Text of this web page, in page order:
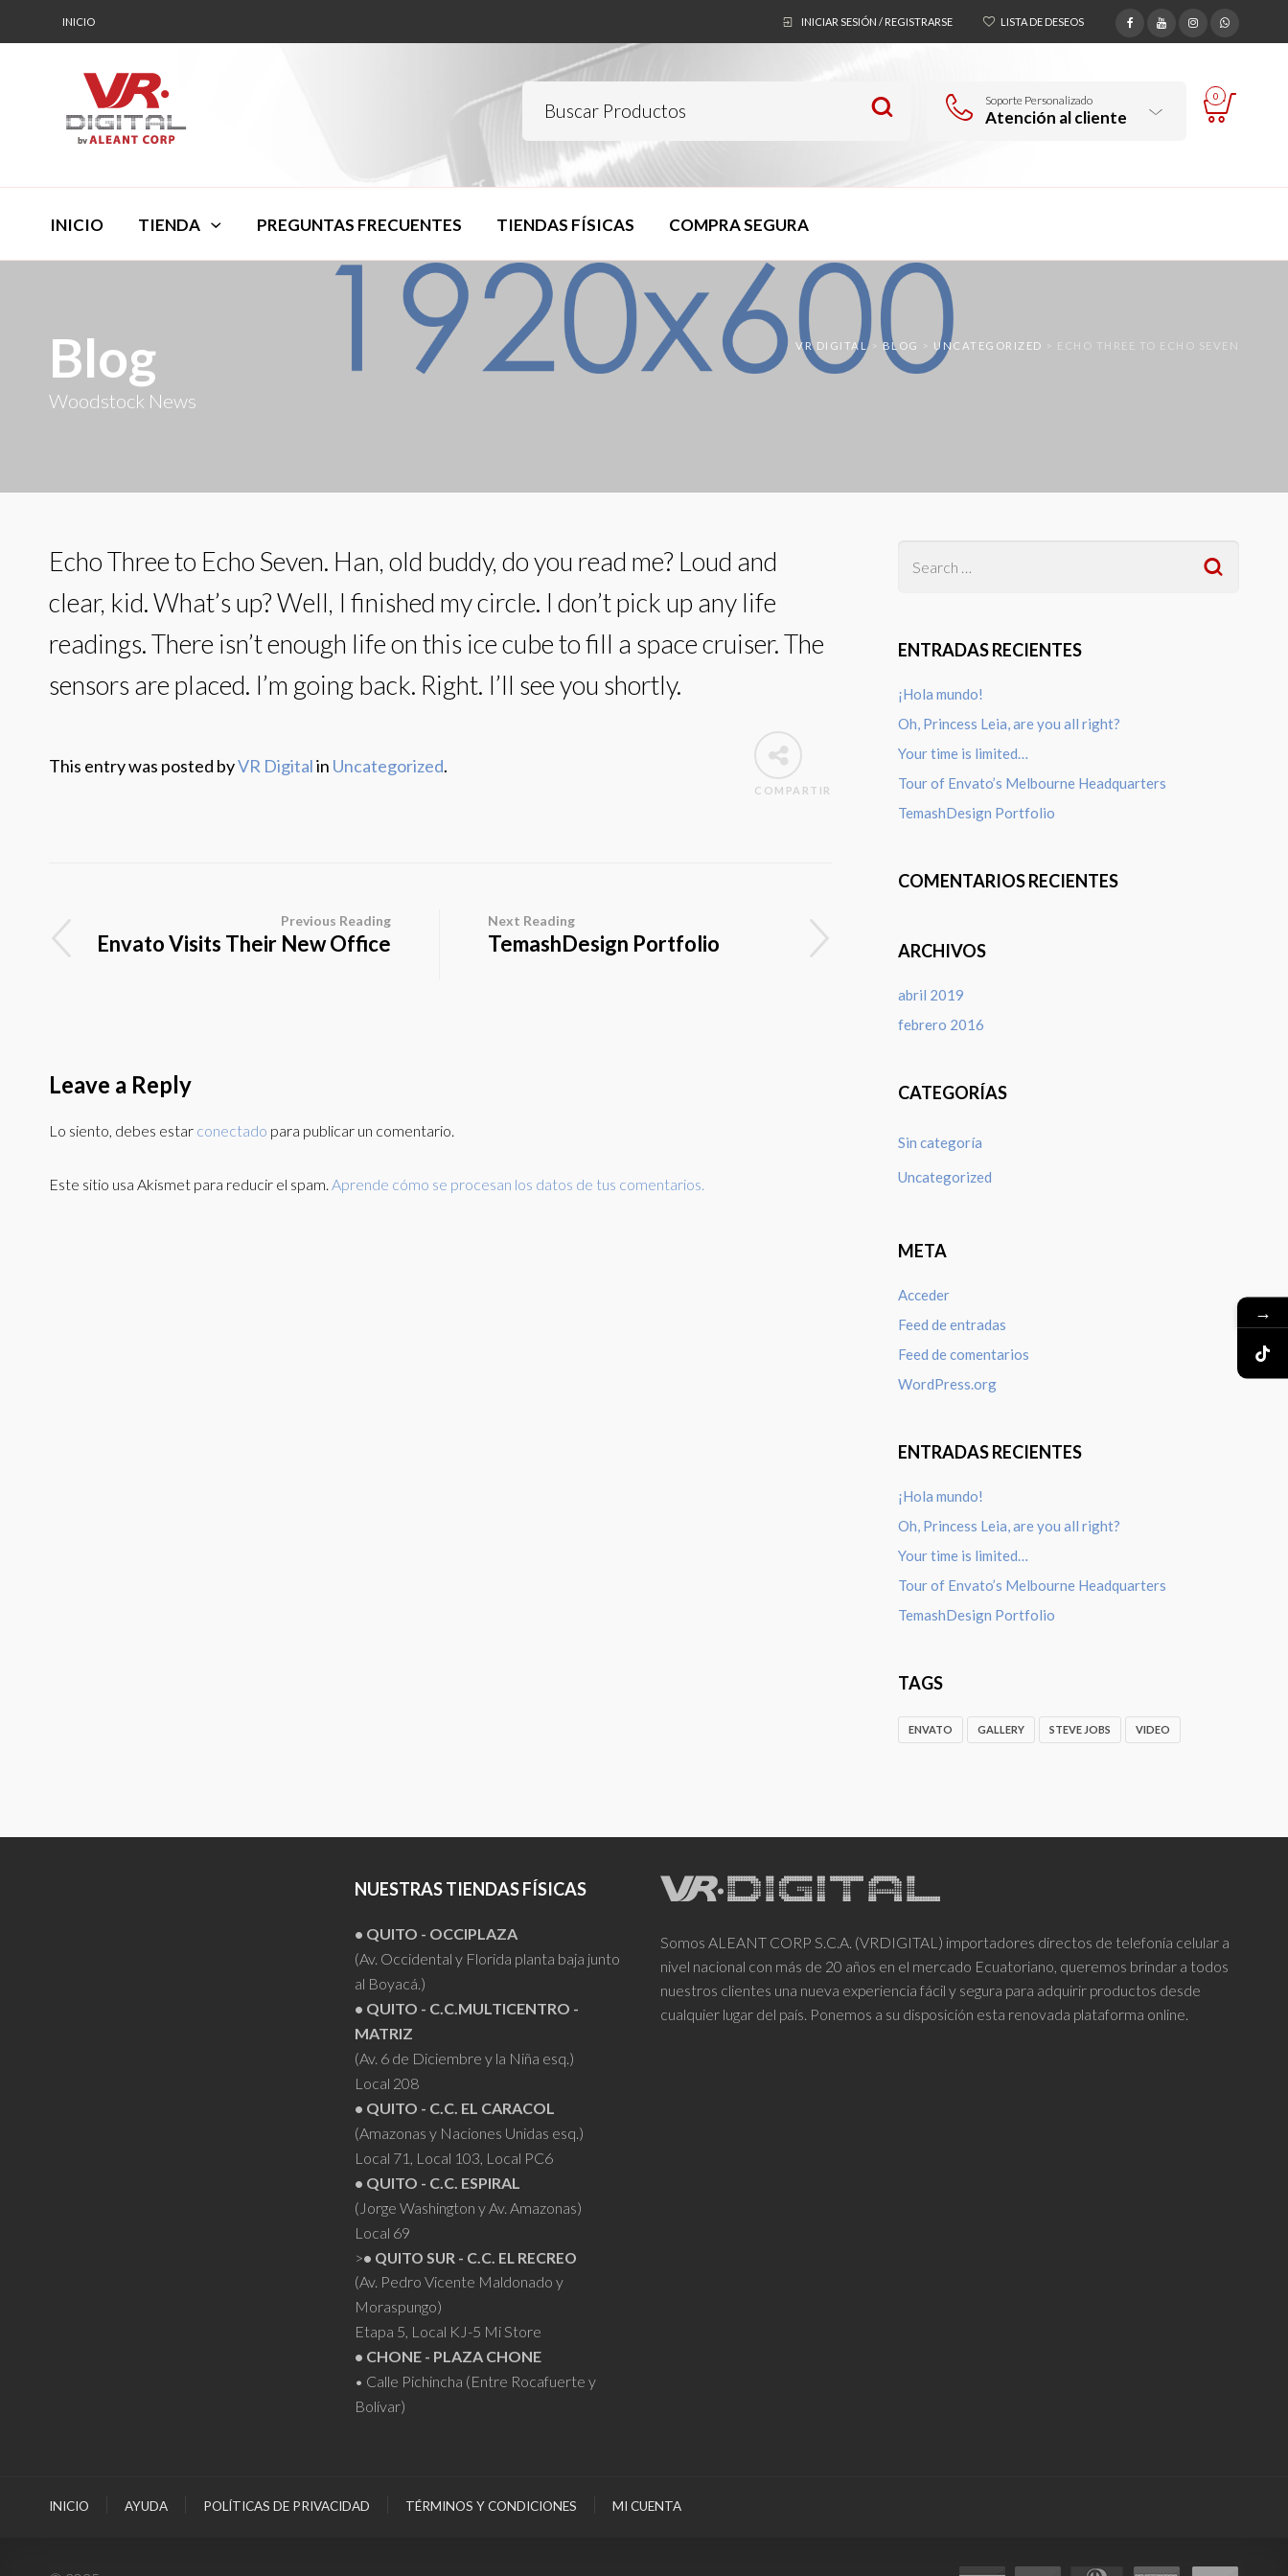
INICIO INICIAR SESIÓN / REGISTRARSE LISTA DE DESEOS
Soporte Personalizado
Atención al cliente
0
INICIO TIENDA PREGUNTAS FRECUENTES TIENDAS FÍSICAS COMPRA SEGURA
VR DIGITAL> BLOG > UNCATEGORIZED > ECHO THREE TO ECHO SEVEN
Blog
Woodstock News
Echo Three to Echo Seven. Han, old buddy, do you read me? Loud and
clear, kid. What’s up? Well, I finished my circle. I don’t pick up any life
readings. There isn’t enough life on this ice cube to fill a space cruiser. The
sensors are placed. I’m going back. Right. I’ll see you shortly.
COMPARTIR
This entry was posted byVR Digitalin Uncategorized.
Previous Reading
Envato Visits Their New Office
Next Reading
TemashDesign Portfolio
Leave a Reply
Lo siento, debes estar conectado para publicar un comentario.
Este sitio usa Akismet para reducir el spam. Aprende cómo se procesan los datos de tus comentarios.
ENTRADAS RECIENTES
¡Hola mundo!
Oh, Princess Leia, are you all right?
Your time is limited…
Tour of Envato’s Melbourne Headquarters
TemashDesign Portfolio
COMENTARIOS RECIENTES
ARCHIVOS
abril 2019
febrero 2016
CATEGORÍAS
Sin categoría
Uncategorized
META
Acceder
Feed de entradas
Feed de comentarios
WordPress.org
ENTRADAS RECIENTES
¡Hola mundo!
Oh, Princess Leia, are you all right?
Your time is limited…
Tour of Envato’s Melbourne Headquarters
TemashDesign Portfolio
TAGS
ENVATO GALLERY STEVE JOBS VIDEO
NUESTRAS TIENDAS FÍSICAS
• QUITO - OCCIPLAZA
(Av. Occidental y Florida planta baja junto
al Boyacá.)
• QUITO - C.C.MULTICENTRO -
MATRIZ
(Av. 6 de Diciembre y la Niña esq.)
Local 208
• QUITO - C.C. EL CARACOL
(Amazonas y Naciones Unidas esq.)
Local 71, Local 103, Local PC6
• QUITO - C.C. ESPIRAL
(Jorge Washington y Av. Amazonas)
Local 69
>• QUITO SUR - C.C. EL RECREO
(Av. Pedro Vicente Maldonado y
Moraspungo)
Etapa 5, Local KJ-5 Mi Store
• CHONE - PLAZA CHONE
• Calle Pichincha (Entre Rocafuerte y
Bolívar)
Somos ALEANT CORP S.C.A. (VRDIGITAL) importadores directos de telefonía celular a
nivel nacional con más de 20 años en el mercado Ecuatoriano, queremos brindar a todos
nuestros clientes una nueva experiencia fácil y segura para adquirir productos desde
cualquier lugar del país. Ponemos a su disposición esta renovada plataforma online.
INICIO AYUDA POLÍTICAS DE PRIVACIDAD TÉRMINOS Y CONDICIONES MI CUENTA
→